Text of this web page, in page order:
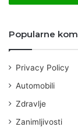
Popularne
Privacy Policy
Automobili
Zdravlje
Zanimljivosti